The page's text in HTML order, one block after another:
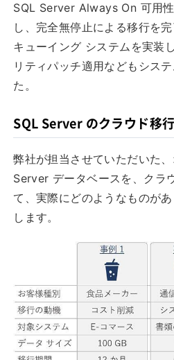
SQL Server Always On 可用
し、完全無停止による移行を
キューイング システムを実装
リティパッチ適用などもシス
た。
SQL Server のクラウド移
弊社が担当させていただいた
Server データベースを、クラ
て、実際にどのようなものが
します。